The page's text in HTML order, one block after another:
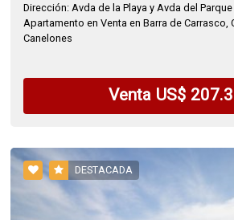
Dirección: Avda de la Playa y Avda del Parque
Apartamento en Venta en Barra de Carrasco,
Canelones
Venta US$
DESTACADA